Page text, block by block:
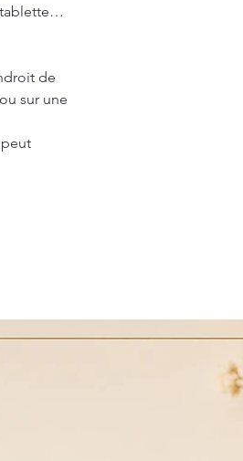
tablette…
de
sur une